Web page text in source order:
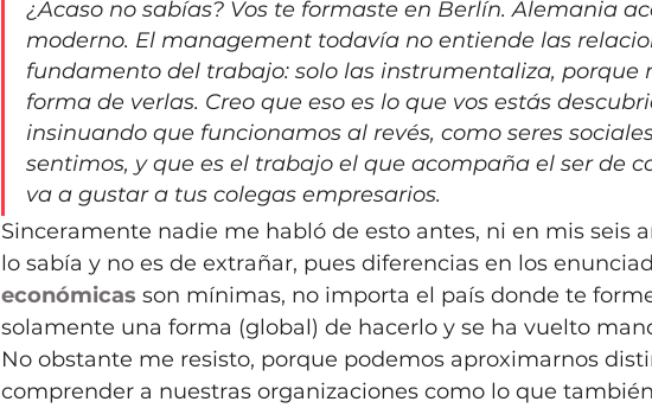
¿Acaso no sabías? Vos te formaste en Berlín. Alemania
moderno. El management todavía no entiende las
fundamento del trabajo: solo las instrumentaliza, porque
forma de verlas. Creo que eso es lo que vos estás
insinuando que funcionamos al revés, como seres
sentimos, y que es el trabajo el que acompaña el ser de
va a gustar a tus colegas empresarios.
Sinceramente nadie me habló de esto antes, ni en mis seis
lo sabía y no es de extrañar, pues diferencias en los
económicas son mínimas, no importa el país donde te
solamente una forma (global) de hacerlo y se ha vuelto
No obstante me resisto, porque podemos aproximarnos
comprender a nuestras organizaciones como lo que